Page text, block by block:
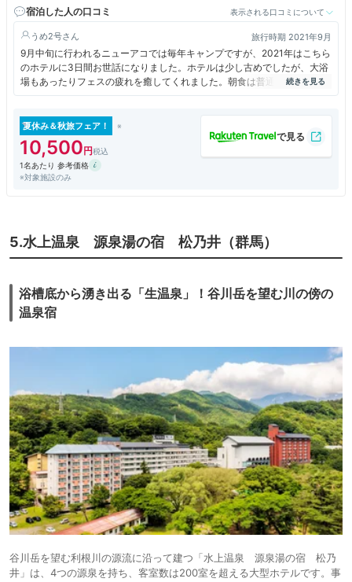
約)
宿泊した人の口コミ 表示される口コミについて
うめ2号 旅行時期 2021年9月
9月中旬に行われるニューアコでは毎年キャンプですが、2021年はこちら
のホテルに3日間お世話になりました。ホテルは少し古めでしたが、大浴
場もあったりフェスの疲れを癒してくれました。朝食は普通でしたが、フ
ェスのためモリモリ食べてました笑
夏休み＆秋旅フェア！
10,500
1名あたり 参考価格
※対象施設のみ
5.水上温泉 源泉湯の宿 松乃井（群馬）
浴槽底から湧き出る「生温泉」！谷川岳を望む川の傍の
温泉宿
谷川岳を望む利根川の源流に沿って建つ「水上温泉 源泉湯の宿 松乃
井」は、4つの源泉を持ち、客室数は200室を超える大型ホテルです。事